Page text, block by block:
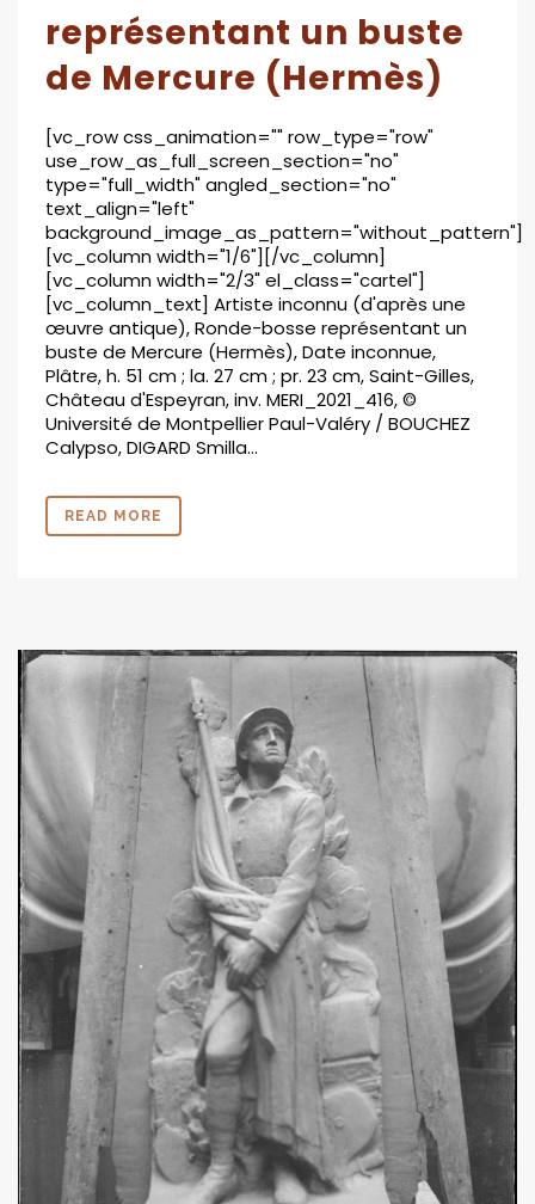
représentant un buste
de Mercure (Hermès)
[vc_row css_animation="" row_type="row"
use_row_as_full_screen_section="no"
type="full_width" angled_section="no"
text_align="left"
background_image_as_pattern="without_pattern"]
[vc_column width="1/6"][/vc_column]
[vc_column width="2/3" el_class="cartel"]
[vc_column_text] Artiste inconnu (d'après une
œuvre antique), Ronde-bosse représentant un
buste de Mercure (Hermès), Date inconnue,
Plâtre, h. 51 cm ; la. 27 cm ; pr. 23 cm, Saint-Gilles,
Château d'Espeyran, inv. MERI_2021_416, ©
Université de Montpellier Paul-Valéry / BOUCHEZ
Calypso, DIGARD Smilla...
READ MORE